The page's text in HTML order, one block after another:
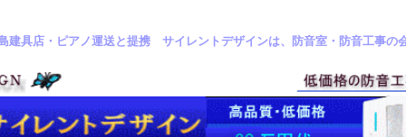
建具店・ピアノ運送と提携 サイレントデザインは、防音室・防音工事の